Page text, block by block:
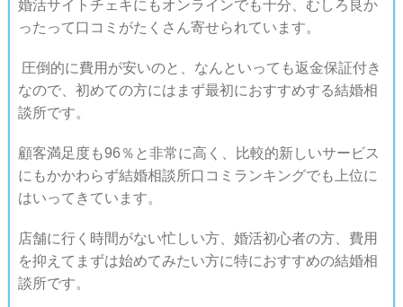
婚活サイトチェキにもオンラインでも十分、むしろ良か
ったって口コミがたくさん寄せられています。
圧倒的に費用が安いのと、なんといっても返金保証付き
なので、初めての方にはまず最初におすすめする結婚相
談所です。
顧客満足度も96％と非常に高く、比較的新しいサービス
にもかかわらず結婚相談所口コミランキングでも上位に
はいってきています。
店舗に行く時間がない忙しい方、婚活初心者の方、費用
を抑えてまずは始めてみたい方に特におすすめの結婚相
談所です。